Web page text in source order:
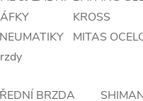
KROSS
MITAS
BRZDA